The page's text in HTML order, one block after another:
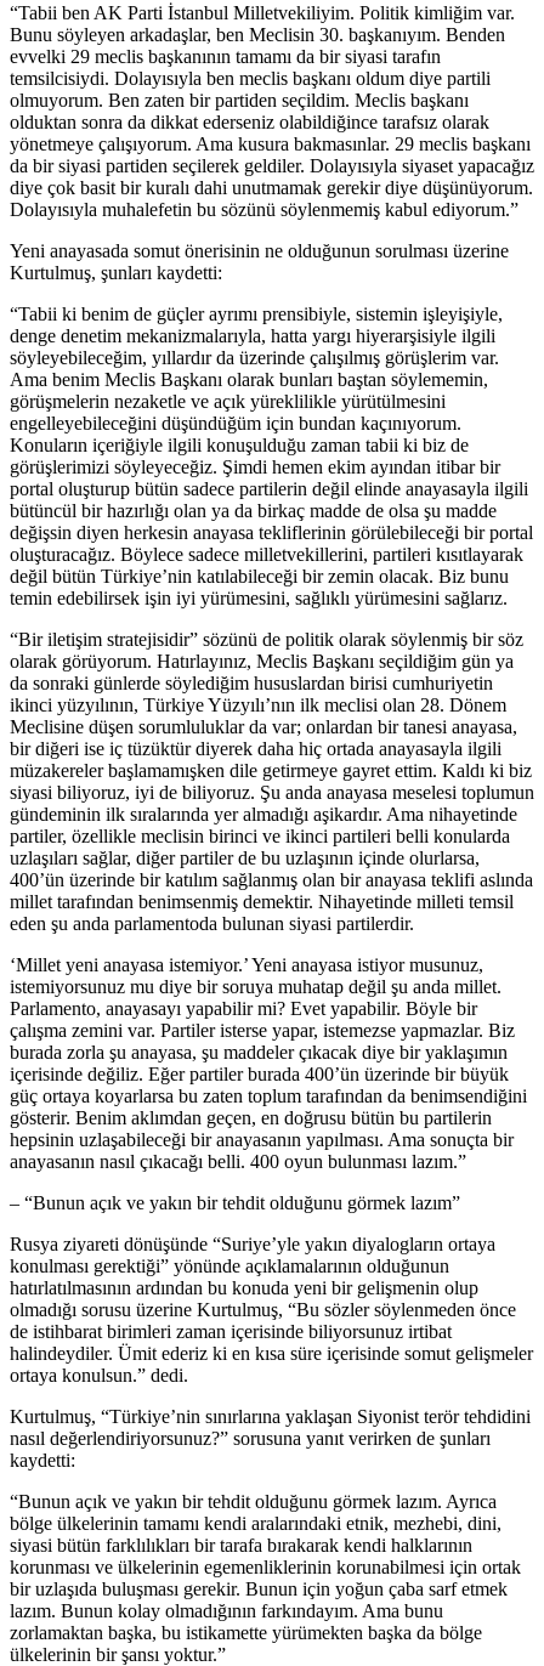
“Tabii ben AK Parti İstanbul Milletvekiliyim. Politik kimliğim var.
Bunu söyleyen arkadaşlar, ben Meclisin 30. başkanıyım. Benden
evvelki 29 meclis başkanının tamamı da bir siyasi tarafın
temsilcisiydi. Dolayısıyla ben meclis başkanı oldum diye partili
olmuyorum. Ben zaten bir partiden seçildim. Meclis başkanı
olduktan sonra da dikkat ederseniz olabildiğince tarafsız olarak
yönetmeye çalışıyorum. Ama kusura bakmasınlar. 29 meclis başkanı
da bir siyasi partiden seçilerek geldiler. Dolayısıyla siyaset yapacağız
diye çok basit bir kuralı dahi unutmamak gerekir diye düşünüyorum.
Dolayısıyla muhalefetin bu sözünü söylenmemiş kabul ediyorum.”
Yeni anayasada somut önerisinin ne olduğunun sorulması üzerine
Kurtulmuş, şunları kaydetti:
“Tabii ki benim de güçler ayrımı prensibiyle, sistemin işleyişiyle,
denge denetim mekanizmalarıyla, hatta yargı hiyerarşisiyle ilgili
söyleyebileceğim, yıllardır da üzerinde çalışılmış görüşlerim var.
Ama benim Meclis Başkanı olarak bunları baştan söylememin,
görüşmelerin nezaketle ve açık yüreklilikle yürütülmesini
engelleyebileceğini düşündüğüm için bundan kaçınıyorum.
Konuların içeriğiyle ilgili konuşulduğu zaman tabii ki biz de
görüşlerimizi söyleyeceğiz. Şimdi hemen ekim ayından itibar bir
portal oluşturup bütün sadece partilerin değil elinde anayasayla ilgili
bütüncül bir hazırlığı olan ya da birkaç madde de olsa şu madde
değişsin diyen herkesin anayasa tekliflerinin görülebileceği bir portal
oluşturacağız. Böylece sadece milletvekillerini, partileri kısıtlayarak
değil bütün Türkiye’nin katılabileceği bir zemin olacak. Biz bunu
temin edebilirsek işin iyi yürümesini, sağlıklı yürümesini sağlarız.
“Bir iletişim stratejisidir” sözünü de politik olarak söylenmiş bir söz
olarak görüyorum. Hatırlayınız, Meclis Başkanı seçildiğim gün ya
da sonraki günlerde söylediğim hususlardan birisi cumhuriyetin
ikinci yüzyılının, Türkiye Yüzyılı’nın ilk meclisi olan 28. Dönem
Meclisine düşen sorumluluklar da var; onlardan bir tanesi anayasa,
bir diğeri ise iç tüzüktür diyerek daha hiç ortada anayasayla ilgili
müzakereler başlamamışken dile getirmeye gayret ettim. Kaldı ki biz
siyasi biliyoruz, iyi de biliyoruz. Şu anda anayasa meselesi toplumun
gündeminin ilk sıralarında yer almadığı aşikardır. Ama nihayetinde
partiler, özellikle meclisin birinci ve ikinci partileri belli konularda
uzlaşıları sağlar, diğer partiler de bu uzlaşının içinde olurlarsa,
400’ün üzerinde bir katılım sağlanmış olan bir anayasa teklifi aslında
millet tarafından benimsenmiş demektir. Nihayetinde milleti temsil
eden şu anda parlamentoda bulunan siyasi partilerdir.
‘Millet yeni anayasa istemiyor.’ Yeni anayasa istiyor musunuz,
istemiyorsunuz mu diye bir soruya muhatap değil şu anda millet.
Parlamento, anayasayı yapabilir mi? Evet yapabilir. Böyle bir
çalışma zemini var. Partiler isterse yapar, istemezse yapmazlar. Biz
burada zorla şu anayasa, şu maddeler çıkacak diye bir yaklaşımın
içerisinde değiliz. Eğer partiler burada 400’ün üzerinde bir büyük
güç ortaya koyarlarsa bu zaten toplum tarafından da benimsendiğini
gösterir. Benim aklımdan geçen, en doğrusu bütün bu partilerin
hepsinin uzlaşabileceği bir anayasanın yapılması. Ama sonuçta bir
anayasanın nasıl çıkacağı belli. 400 oyun bulunması lazım.”
– “Bunun açık ve yakın bir tehdit olduğunu görmek lazım”
Rusya ziyareti dönüşünde “Suriye’yle yakın diyalogların ortaya
konulması gerektiği” yönünde açıklamalarının olduğunun
hatırlatılmasının ardından bu konuda yeni bir gelişmenin olup
olmadığı sorusu üzerine Kurtulmuş, “Bu sözler söylenmeden önce
de istihbarat birimleri zaman içerisinde biliyorsunuz irtibat
halindeydiler. Ümit ederiz ki en kısa süre içerisinde somut gelişmeler
ortaya konulsun.” dedi.
Kurtulmuş, “Türkiye’nin sınırlarına yaklaşan Siyonist terör tehdidini
nasıl değerlendiriyorsunuz?” sorusuna yanıt verirken de şunları
kaydetti:
“Bunun açık ve yakın bir tehdit olduğunu görmek lazım. Ayrıca
bölge ülkelerinin tamamı kendi aralarındaki etnik, mezhebi, dini,
siyasi bütün farklılıkları bir tarafa bırakarak kendi halklarının
korunması ve ülkelerinin egemenliklerinin korunabilmesi için ortak
bir uzlaşıda buluşması gerekir. Bunun için yoğun çaba sarf etmek
lazım. Bunun kolay olmadığının farkındayım. Ama bunu
zorlamaktan başka, bu istikamette yürümekten başka da bölge
ülkelerinin bir şansı yoktur.”